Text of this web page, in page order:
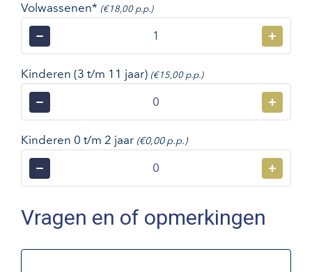
Volwassenen* (€18,00 p.p.)
− +
Kinderen (3 t/m 11 jaar) (€15,00 p.p.)
− +
Kinderen 0 t/m 2 jaar (€0,00 p.p.)
− +
Vragen en of opmerkingen